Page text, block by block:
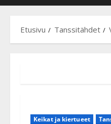
Etusivu Tanssitähdet
Keikat ja kiertueet